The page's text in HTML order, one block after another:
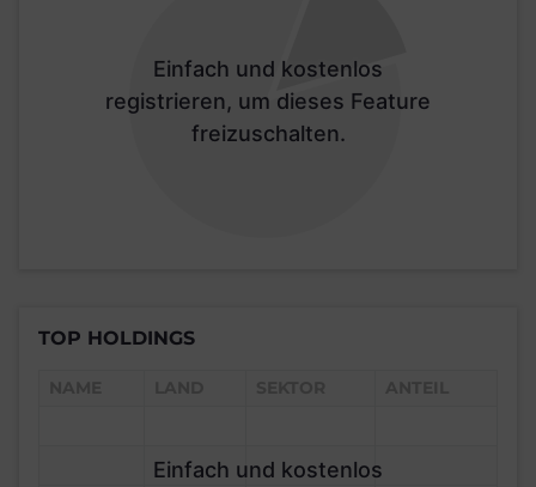
Einfach und kostenlos
registrieren, um dieses Feature
freizuschalten.
TOP HOLDINGS
Einfach und kostenlos